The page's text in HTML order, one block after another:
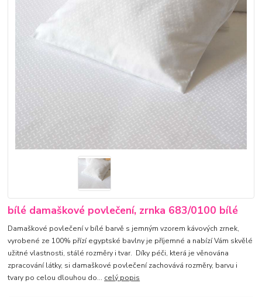
bílé damaškové povlečení, zrnka 683/0100 bílé
Damaškové povlečení v bílé barvě s jemným vzorem kávových zrnek,
vyrobené ze 100% přízí egyptské bavlny je příjemné a nabízí Vám skvělé
užitné vlastnosti, stálé rozměry i tvar. Díky péči, která je věnována
zpracování látky, si damaškové povlečení zachovává rozměry, barvu i
tvary po celou dlouhou do... celý popis